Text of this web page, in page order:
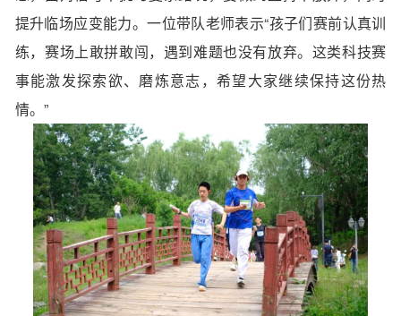
提升临场应变能力。一位带队老师表示“孩子们赛前认真训
练，赛场上敢拼敢闯，遇到难题也没有放弃。这类科技赛
事能激发探索欲、磨炼意志，希望大家继续保持这份热
情。”